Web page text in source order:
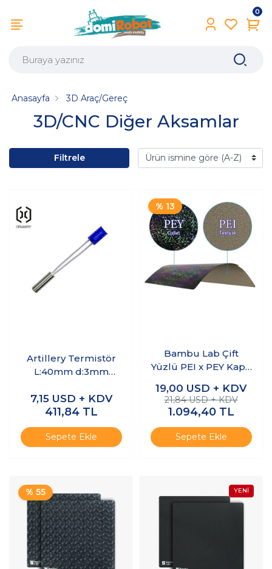
0
3D/CNC Diğer Aksamlar
Anasayfa 3D Araç/Gereç
Filtrele
Artillery Termistör
L:40mm d:3mm
7,15 USD + KDV
411,84 TL
Sepete Ekle
% 13
Bambu Lab Çift
Yüzlü PEI x PEY Kaplı
257x257mm
19,00 USD + KDV
21,84 USD + KDV
1.094,40 TL
Sepete Ekle
% 55